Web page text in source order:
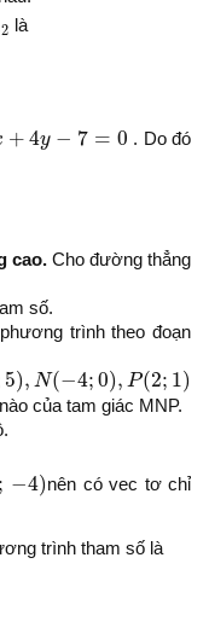
2 là
+ 4y − 7 = 0
+ 4 y−7 0 . Do đó
cao. Cho đường thẳng
số.
trình theo đoạn
5), N(−4; 0), P(2; 1)
),N (−4 ) P(2 ;1)
của tam giác MNP.
; −4)nên có vec tơ chỉ
trình tham số là